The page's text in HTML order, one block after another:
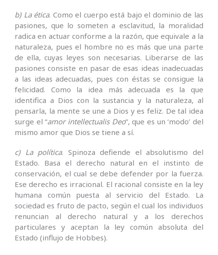
b) La ética. Como el cuerpo está bajo el dominio de las
pasiones, que lo someten a esclavitud, la moralidad
radica en actuar conforme a la razón, que equivale a la
naturaleza, pues el hombre no es más que una parte
de ella, cuyas leyes son necesarias. Liberarse de las
pasiones consiste en pasar de esas ideas inadecuadas
a las ideas adecuadas, pues con éstas se consigue la
felicidad. Como la idea más adecuada es la que
identifica a Dios con la sustancia y la naturaleza, al
pensarla, la mente se une a Dios y es feliz. De tal idea
surge el “amor intellectualis Deo”, que es un ‘modo’ del
mismo amor que Dios se tiene a sí.
c) La política. Spinoza defiende el absolutismo del
Estado. Basa el derecho natural en el instinto de
conservación, el cual se debe defender por la fuerza.
Ese derecho es irracional. El racional consiste en la ley
humana común puesta al servicio del Estado. La
sociedad es fruto de pacto, según el cual los individuos
renuncian al derecho natural y a los derechos
particulares y aceptan la ley común absoluta del
Estado (influjo de Hobbes).